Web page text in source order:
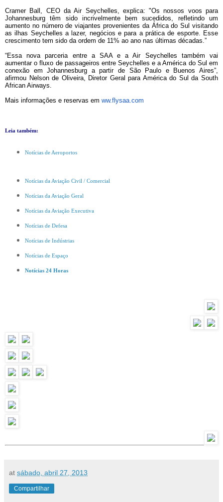
Cramer Ball, CEO da Air Seychelles, explica: "Os nossos voos para
Johannesburg têm sido incrivelmente bem sucedidos, refletindo um
aumento no número de viajantes provenientes da África do Sul visitando
as ilhas Seychelles a lazer, negócios e para a prática de esporte. Esse
crescimento tem sido da ordem de 11% ao ano nas últimas décadas.”
“Essa nova parceria entre a SAA e a Air Seychelles também vai
aumentar o fluxo de passageiros entre Seychelles e a América do Sul em
conexão em Johannesburg a partir de São Paulo e Buenos Aires”,
afirmou Nelson de Oliveira, Diretor Geral para América do Sul da South
African Airways.
Mais informações e reservas em ww.flysaa.com
Leia também:
Notícias de Aeroportos
Notícias da Aviação Civil / Comercial
Notícias da Aviação Geral
Notícias da Aviação Executiva
Notícias de Defesa
Notícias de Indústrias
Notícias de Espaço
Notícias 24 Horas
at sábado, abril 27, 2013
Compartilhar